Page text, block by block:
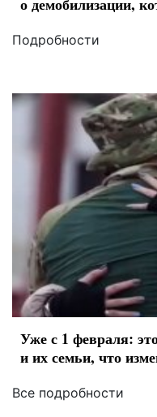
о демобилизации,
Подробности
Уже с 1 февраля:
и их семьи, что
Все подробности